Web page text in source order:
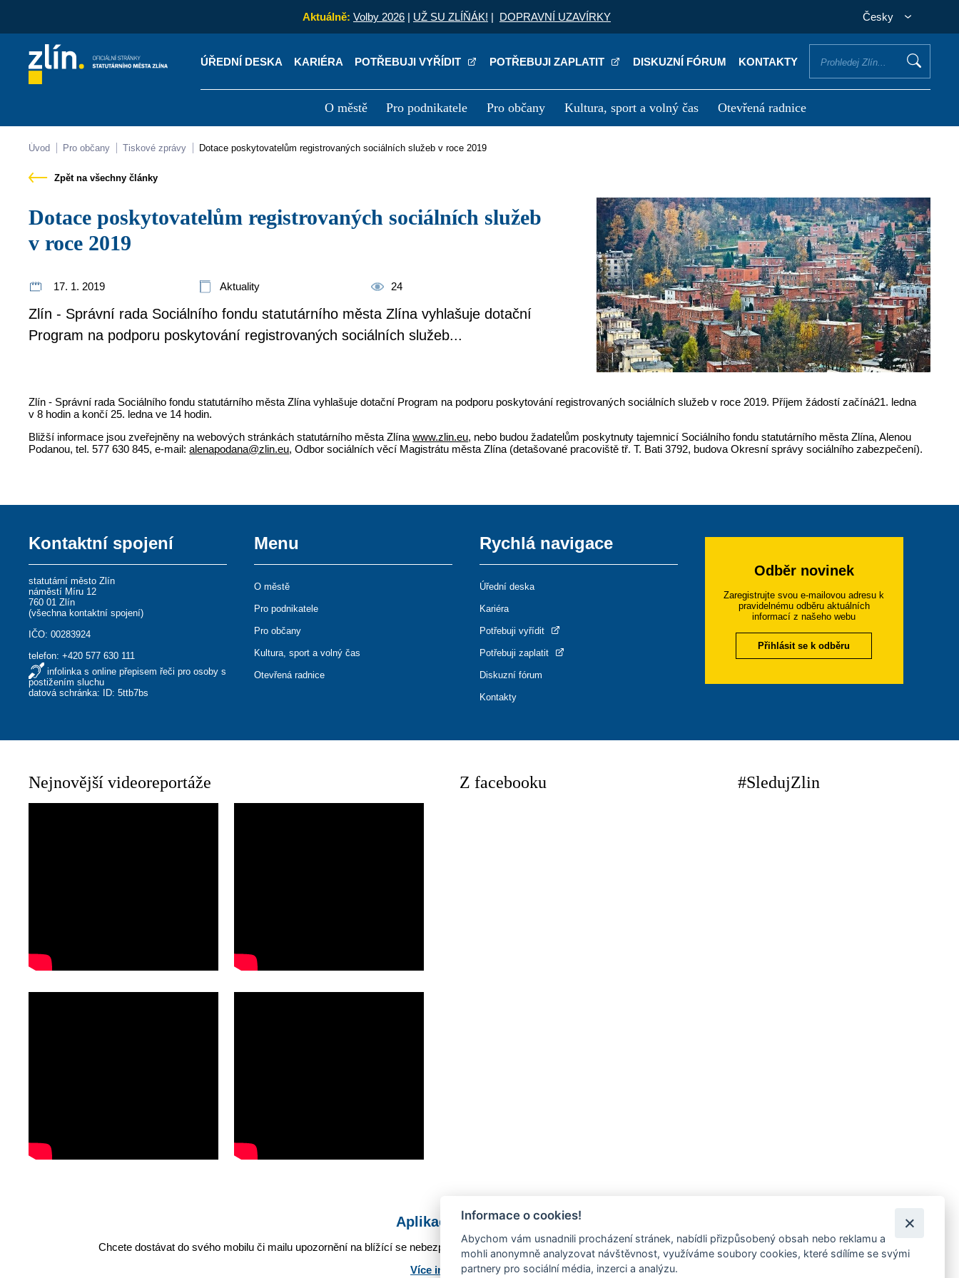
Aktuálně: Volby 2026 | UŽ SU ZLÍŇÁK! | DOPRAVNÍ UZAVÍRKY Česky
ÚŘEDNÍ DESKA KARIÉRA POTŘEBUJI VYŘÍDIT POTŘEBUJI ZAPLATIT DISKUZNÍ FÓRUM KONTAKTY
O městě Pro podnikatele Pro občany Kultura, sport a volný čas Otevřená radnice
Kontakty Úřední deska Kariéra
Úvod Pro občany Tiskové zprávy Dotace poskytovatelům registrovaných sociálních služeb v roce 2019
Zpět na všechny články
Dotace poskytovatelům registrovaných sociálních služeb
v roce 2019
17. 1. 2019 Aktuality 24
Zlín - Správní rada Sociálního fondu statutárního města Zlína vyhlašuje dotační
Program na podporu poskytování registrovaných sociálních služeb...
Zlín - Správní rada Sociálního fondu statutárního města Zlína vyhlašuje dotační Program na podporu poskytování registrovaných sociálních služeb v roce 2019. Příjem žádostí začíná21. ledna
v 8 hodin a končí 25. ledna ve 14 hodin.
Bližší informace jsou zveřejněny na webových stránkách statutárního města Zlínawww.zlin.eu, nebo budou žadatelům poskytnuty tajemnicí Sociálního fondu statutárního města Zlína, Alenou
Podanou, tel. 577 630 845, e-mail:alenapodana@zlin.eu, Odbor sociálních věcí Magistrátu města Zlína (detašované pracoviště tř. T. Bati 3792, budova Okresní správy sociálního zabezpečení).
Kontaktní spojení
statutární město Zlín
náměstí Míru 12
760 01 Zlín
(všechna kontaktní spojení)
IČO: 00283924
telefon:+420 577 630 111
infolinka s online přepisem řeči pro osoby s
postižením sluchu
datová schránka: ID: 5ttb7bs
Menu
O městě
Pro podnikatele
Pro občany
Kultura, sport a volný čas
Otevřená radnice
Rychlá navigace
Úřední deska
Kariéra
Potřebuji vyřídit
Potřebuji zaplatit
Diskuzní fórum
Kontakty
Odběr novinek
Zaregistrujte svou e-mailovou adresu k
pravidelnému odběru aktuálních
informací z našeho webu
Přihlásit se k odběru
Nejnovější videoreportáže Z facebooku #SledujZlin
Aplikace Mobilní rozhlas
Chcete dostávat do svého mobilu či mailu upozornění na blížící se nebezpečí, odstávky, poruchy a výpadky energií, ankety, pozvánky na kulturní a sportovní akce?
Více informací o aplikaci
Informace o cookies!
Abychom vám usnadnili procházení stránek, nabídli přizpůsobený obsah nebo reklamu a
mohli anonymně analyzovat návštěvnost, využíváme soubory cookies, které sdílíme se svými
partnery pro sociální média, inzerci a analýzu.